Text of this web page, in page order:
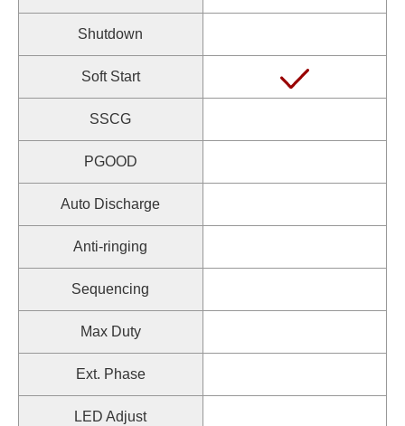
Shutdown
Soft Start
SSCG
PGOOD
Auto Discharge
Anti-ringing
Sequencing
Max Duty
Ext. Phase
LED Adjust